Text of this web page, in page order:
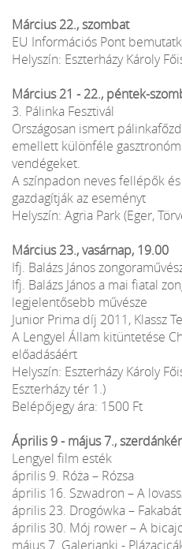
Március 22., szombat
EU Információs Pont
Helyszín: Eszterházy Károly
Március 21 - 22., péntek-
3. Pálinka Fesztivál
Országosan ismert
emellett különféle
vendégeket.
A színpadon neves fellépők
gazdagítják az eseményt
Helyszín: Agria Park (Eger,
Március 23., vasárnap, 19.00
Ifj. Balázs János
Ifj. Balázs János a mai fiatal
legjelentősebb művésze
Junior Prima díj 2011, Klassz
A Lengyel Állam kitüntetése
előadásáért
Helyszín: Eszterházy Károly
Eszterházy tér 1.)
Belépőjegy ára: 1500 Ft
Április 9 - május 7.,
Lengyel film esték
április 9. Róża – Rózsa
április 16. Szwadron – A
április 23. Drogówka –
április 30. Mój rower – A
május 7. Galerianki -